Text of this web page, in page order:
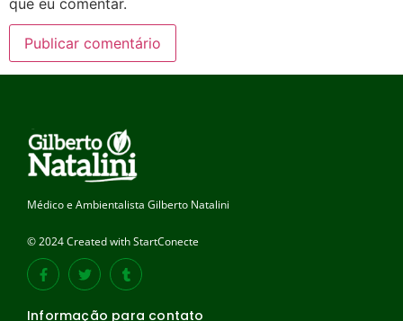
que eu comentar.
Médico e Ambientalista Gilberto Natalini
© 2024 Created with StartConecte
Informação para contato